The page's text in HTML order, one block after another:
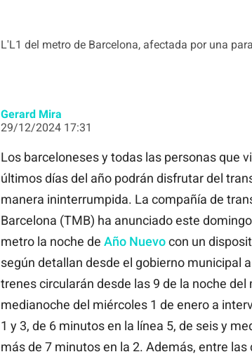
L'L1 del metro de Barcelona, afectada por una
Gerard Mira
29/12/2024 17:31
Los barceloneses y todas las personas que
últimos días del año podrán disfrutar del
manera ininterrumpida. La compañía de
Barcelona (TMB) ha anunciado este
metro la noche de Año Nuevocon un
según detallan desde el gobierno municipal
trenes circularán desde las 9 de la noche
medianoche del miércoles 1 de enero a
1 y 3, de 6 minutos en la línea 5, de seis y
más de 7 minutos en la 2. Además, entre las